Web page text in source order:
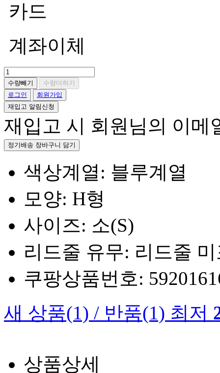
카드
계좌이체
수량빼기
수량더하기
로그인
회원가입
재입고 알림신청
재입고 시 회원님의 이메
정기배송 장바구니 담기
색상계열: 블루계열
모양: H형
사이즈: 소(S)
리드줄 유무: 리드줄
쿠팡상품번호:
새 상품(1) / 반품(1) 최저
상품상세